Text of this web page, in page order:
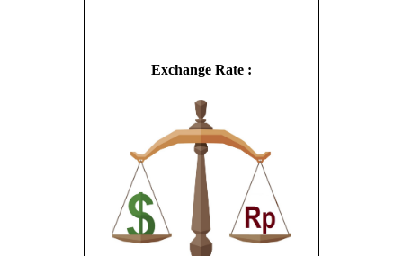
Exchange Rate :